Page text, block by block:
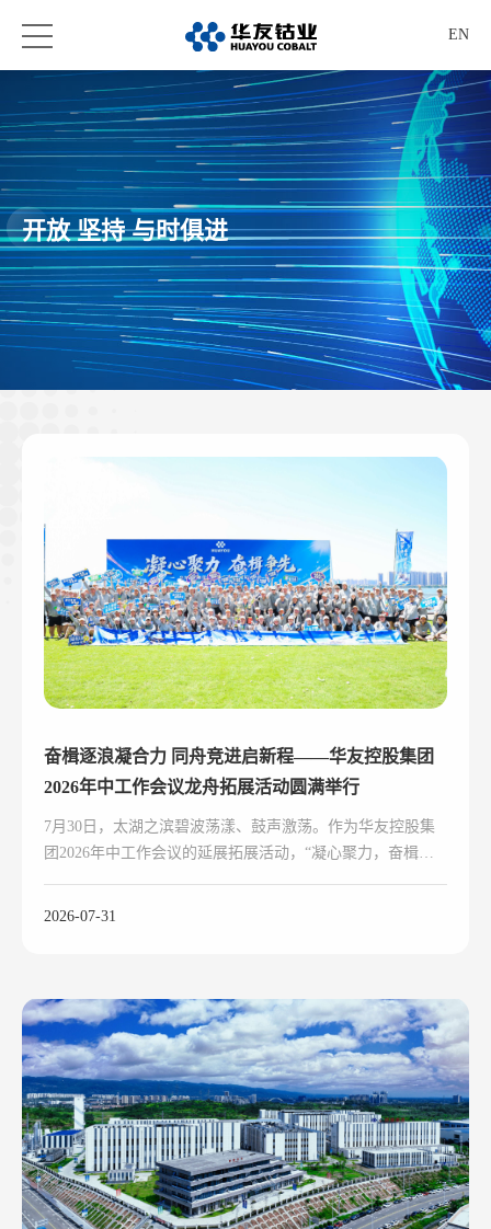
EN
开放 坚持 与时俱进
奋楫逐浪凝合力 同舟竞进启新程——华友控股集团
2026年中工作会议龙舟拓展活动圆满举行
7月30日，太湖之滨碧波荡漾、鼓声激荡。作为华友控股集
团2026年中工作会议的延展拓展活动，“凝心聚力，奋楫争
2026-07-31